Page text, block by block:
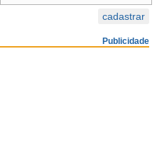
Publicidade